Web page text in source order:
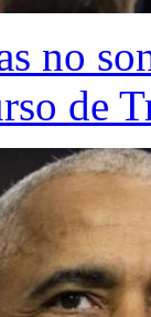
no
de